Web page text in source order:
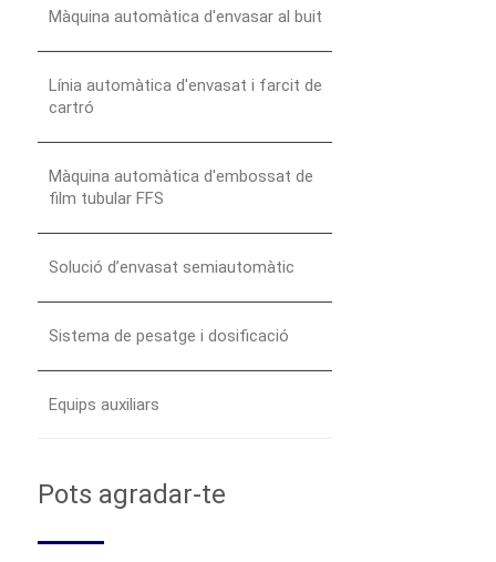
Màquina automàtica d'envasar al buit
Línia automàtica d'envasat i farcit de
cartró
Màquina automàtica d'embossat de
film tubular FFS
Solució d’envasat semiautomàtic
Sistema de pesatge i dosificació
Equips auxiliars
Pots agradar-te